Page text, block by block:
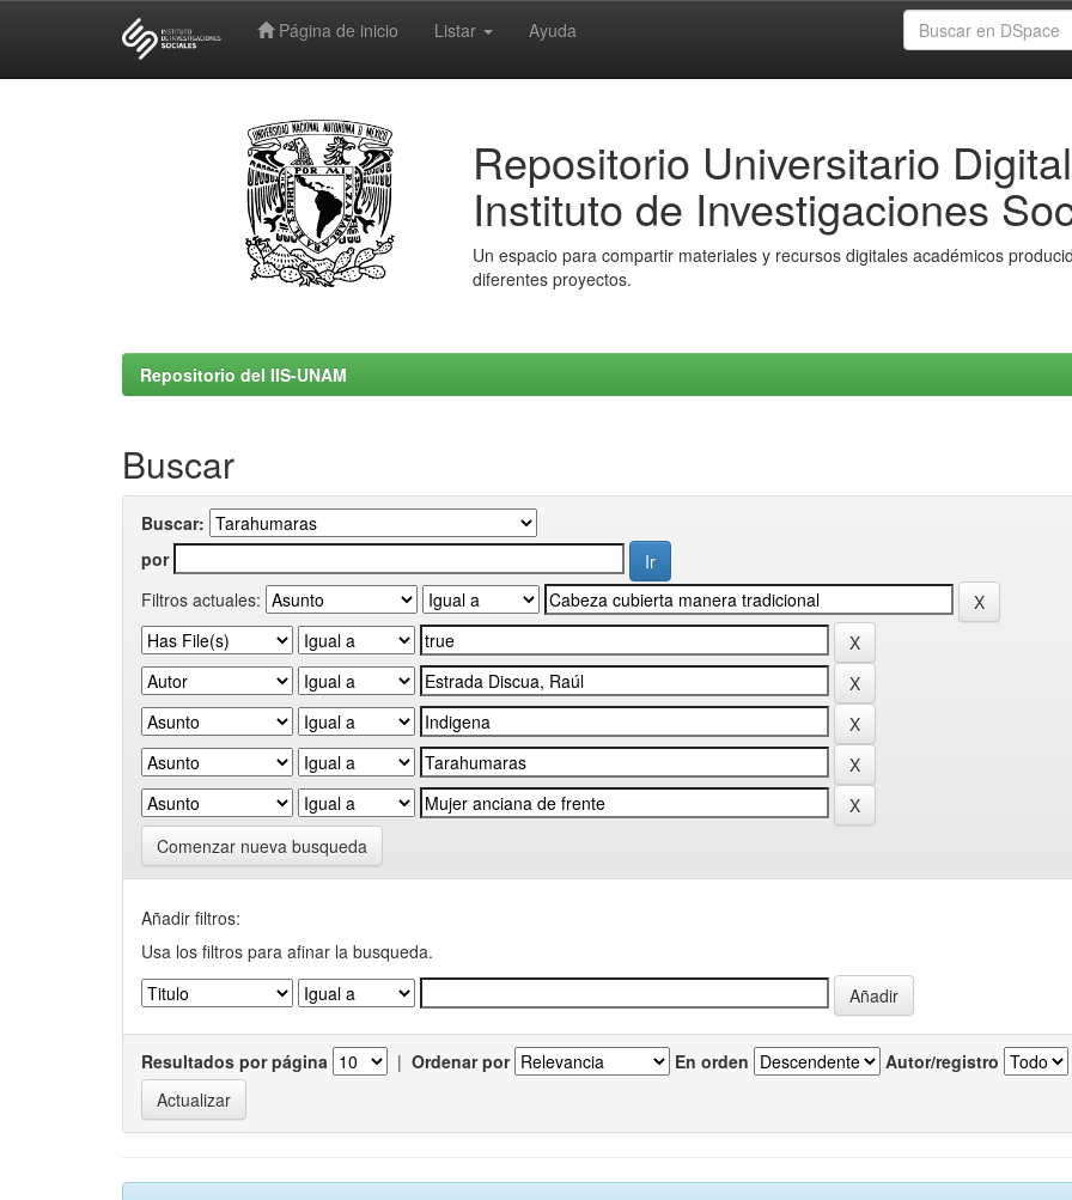
Página de inicio Listar Ayuda
Repositorio Universitario Digital
Instituto de Investigaciones
Un espacio para compartir materiales y recursos digitales académicos
diferentes proyectos.
Repositorio del IIS-UNAM
Buscar
Buscar:
por
Filtros actuales:
Comenzar nueva busqueda
Añadir filtros:
Usa los filtros para afinar la busqueda.
Resultados por página | Ordenar por En orden Autor/registro